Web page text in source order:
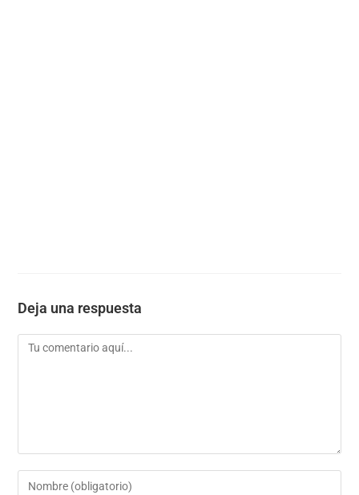
Deja una respuesta